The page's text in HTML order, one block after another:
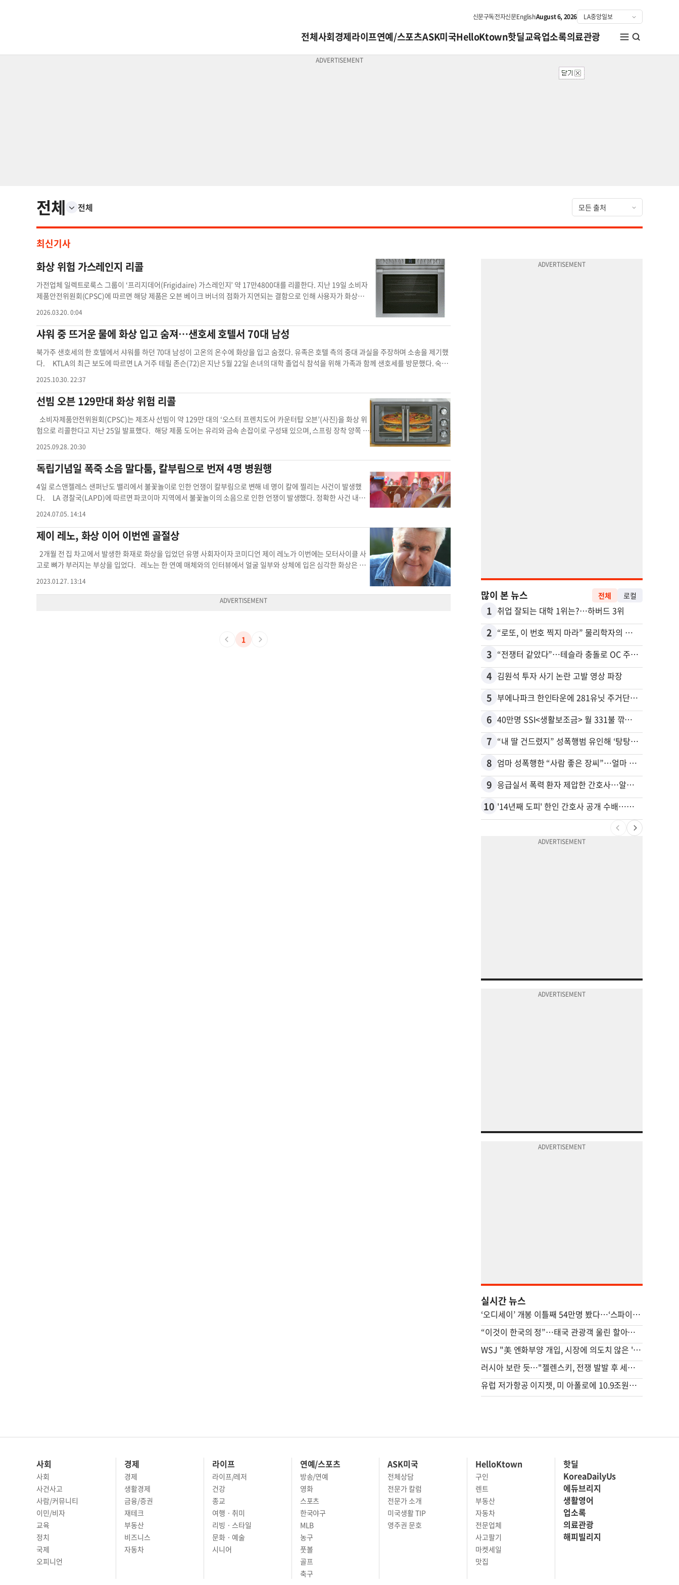
신문구독전자신문EnglishAugust 6, 2026
전체사회경제라이프연예/스포츠ASK미국HelloKtown핫딜교육업소록의료관광
전체 전체
최신기사
화상 위험 가스레인지 리콜
가전업체 일렉트로룩스 그룹이 ‘프리지데어(Frigidaire) 가스레인지’ 약 17만4800대를 리콜한다. 지난 19일 소비자
제품안전위원회(CPSC)에 따르면 해당 제품은 오븐 베이크 버너의 점화가 지연되는 결함으로 인해 사용자가 화상을
이다. 주요 모델번호는 PCFG3080AF(사진), FCFG3083AS, FCRG3083AD, GCFG3060BD 등이며, 일련번호 범위
는 VF52200000부터 VF54399999까지다. 모델번호와 일련번호는 오븐 아래 서랍 내부 라벨에서 확인할 수 있다.
회사와 CPSC는 현재까지 오븐 점화 지연과 관련한 신고 62건을 접수했으며 이 가운데 30건은 화상 부상으로 이어진
것으로 파악했다. 소비자는 오븐 사용을 즉시 중단하고 회사 측에 연락해 무상 수리를 받아야 한다. 회사는 가정 방문
을 통해 새 베이크 버너를 무료 설치할 예정이다. 해당 제품은 2025년 6월부터 2026년 1월까지 전국 로우스와 홈디
com) 또는 고객센터(866-291-7633)를 통해 확인할 수 있다. 송영채 기자가스레인지 화상 화상 부상 화상 위험 리콜
대상
2026.03.20. 0:04
샤워 중 뜨거운 물에 화상 입고 숨져…샌호세 호텔서 70대 남성
북가주 샌호세의 한 호텔에서 샤워를 하던 70대 남성이 고온의 온수에 화상을 입고 숨졌다. 유족은 호텔 측의 중대 과실을 주장하며 소송을 제기했
다. KTLA의 최근 보도에 따르면 LA 거주 테릴 존슨(72)은 지난 5월 22일 손녀의 대학 졸업식 참석을 위해 가족과 함께 샌호세를 방문했다. 숙소
을 때 그는 뜨거운 물에 부분적으로 잠겨 있었으며, 가족이 구조를 시도했으나 물이 지나치게 뜨거워 즉시 꺼낼 수 없었던 것으로 전해졌다. 소장에
는 “가족들이 피부가 벗겨지는 장면을 지켜봐야 했다”는 내용이 포함됐다. 샌타클라라카운티 검시소는 존슨의 신체 약 3분의 1 이상에서 심각한
화상을 확인됐다고 밝혔다. 캘리포니아 규정상 샤워 온수는 화씨 120도를 넘지 않아야 한다. 그러나 소송에 따르면 사고 당시 호텔 온수는 화씨 1
34~136도에 달했다. 유족은 “호텔이 기본적인 안전 기준을 지키지 않아 발생한 사고”라며 과실치사를 주장하고 있다. 강한길 기자샤워 화상 화
상 입고 캘리포니아 규정상 대학 졸업식
2025.10.30. 22:37
선빔 오븐 129만대 화상 위험 리콜
소비자제품안전위원회(CPSC)는 제조사 선빔이 약 129만 대의 ‘오스터 프렌치도어 카운터탑 오븐’(사진)을 화상 위
험으로 리콜한다고 지난 25일 발표했다. 해당 제품 도어는 유리와 금속 손잡이로 구성돼 있으며, 스프링 장착 양쪽 도
사고가 보고됐고 이 중 2건은 사용자가 2도 화상을 입은 것으로 나타났다. 리콜 번호는 25-475로 대상 모델은 TSST
TVFDXL, TSSTTVFDDG, TSSTTVFDMAF, TSSTTVFDDAF이다. 오븐 후면 라벨과 포장박스에서 모델 번호를 확인
할 수 있다. 선빔은 소비자에게 즉시 사용을 중단하고 무료 수리 키트를 받을 것을 권고했다. 수리 키트에는 도어가 열
려 있을 때 추가 고정을 제공하는 클립 장치와 설치 지침, QR 코드 영상이 포함돼 있으며 공구 없이 설치가 가능하다.
해당 오븐은 2015년 8월부터 지난 7월까지 코스트코, 월마트, 베드 배스 앤 비욘드 등 오프라인 매장과 아마존, 오버
조됐다. 이은영 기자화상 오븐 오븐 후면 리콜 번호 해당 오븐
2025.09.28. 20:30
독립기념일 폭죽 소음 말다툼, 칼부림으로 번져 4명 병원행
4일 로스앤젤레스 샌퍼난도 밸리에서 불꽃놀이로 인한 언쟁이 칼부림으로 변해 네 명이 칼에 찔리는 사건이 발생했
다. LA 경찰국(LAPD)에 따르면 파코이마 지역에서 불꽃놀이의 소음으로 인한 언쟁이 발생했다. 정확한 사건 내용
자들은 사람들이 빨간색 트럭에 타고 있던 남성을 끌어내 공격하기 시작했다고 전했다. 해당 남성은 폭죽을 터뜨리고
있었던 것으로 알려졌다. 싸움이 벌이지는 동안 네 명이 칼에 찔려 병원으로 이송됐다. 이들의 상태는 알려지지 않았
다. 경찰은 이날 사건으로 한 명이 체포됐다고 밝혔다. 한편 4일 독립기념일 휴일 폭죽놀이로 인해 4일 밤부터 5일
새벽 사이 여러 화재 사건이 발생했다. LA 소방국(LAFD)은 5일 새벽 레세다 지역 내 한 주택의 뒷마당에서 화재가 발
생했다는 신고를 받고 출동했다고 전했다. 불길이 인근에 주차돼 있던 여러 차량으로 번지는 사건이었다. 해당 사건으
입고 병원에 이송되는 사건이 발생했다. 목격자들에 따르면 그가 폭죽에 불을 붙이려 하자 폭죽이 갑자기 터져버렸다.
노스리지 지역에서는 폭죽으로 인해 나무들이 불타는 사건이 발생해 소방 당국이 출동했다. 부상자가 있는지는 알
2024.07.05. 14:14
제이 레노, 화상 이어 이번엔 골절상
2개월 전 집 차고에서 발생한 화재로 화상을 입었던 유명 사회자이자 코미디언 제이 레노가 이번에는 모터사이클 사
고로 뼈가 부러지는 부상을 입었다. 레노는 한 연예 매체와의 인터뷰에서 얼굴 일부와 상체에 입은 심각한 화상은 첫
릎뼈가 부서졌다고 설명했다. 모터사이클 사고는 지난 17일 발생했다. 당시 레노는 1940년대에 생산된 모터사이클
을 시험 운전하던 중이었다. 화상과 뼈가 부러지는 사고에도 불구하고 레노는 오는 3월 다시 라스베이거스 스트립에
2023.01.27. 13:14
1
많이 본 뉴스 전체 로컬
1 취업 잘되는 대학 1위는?…하버드 3위
2 “로또, 이 번호 찍지 마라” 물리학자의 당첨금 높이는 비밀
3 “전쟁터 같았다”…테슬라 충돌로 OC 주택 4채 파손
4 김원석 투자 사기 논란 고발 영상 파장
5 부에나파크 한인타운에 281유닛 주거단지 들어선다
6 40만명 SSI<생활보조금> 월 331불 깎이나
7 “내 딸 건드렸지” 성폭행범 유인해 ‘탕탕’…아빠의 복수 결말
8 엄마 성폭행한 “사람 좋은 장씨”…얼마 뒤 딸 배도 불러왔다
9 응급실서 폭력 환자 제압한 간호사…알고 보니
10 '14년째 도피' 한인 간호사 공개 수배…메디케어 사기 유죄
실시간 뉴스
‘오디세이’ 개봉 이틀째 54만명 봤다…‘스파이더맨 4’ 꺾고 1위
“이것이 한국의 정”…태국 관광객 울린 할아버지 사연, 뭐길래
WSJ "美 엔화부양 개입, 시장에 의도치 않은 '유동성' 부작용"
러시아 보란 듯…"젤렌스키, 전쟁 발발 후 세르비아 첫 방문"
유럽 저가항공 이지젯, 미 아폴로에 10.9조원에 팔린다
사회
사회
사건사고
사람/커뮤니티
이민/비자
교육
정치
국제
오피니언
경제
경제
생활경제
금융/증권
재테크
부동산
비즈니스
자동차
라이프
라이프/레저
건강
종교
여행 · 취미
리빙 · 스타일
문화 · 예술
시니어
연예/스포츠
방송/연예
영화
스포츠
한국야구
MLB
농구
풋볼
골프
축구
ASK미국
전체상담
전문가 칼럼
전문가 소개
미국생활 TIP
영주권 문호
HelloKtown
구인
렌트
부동산
자동차
전문업체
사고팔기
마켓세일
맛집
핫딜
KoreaDailyUs
에듀브리지
생활영어
업소록
의료관광
해피빌리지